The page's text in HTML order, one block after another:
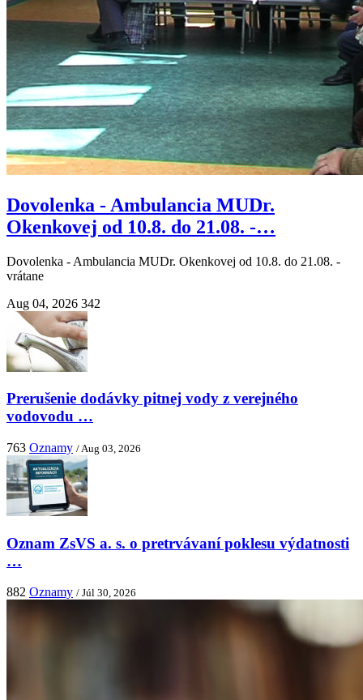
Dovolenka - Ambulancia MUDr.
Okenkovej od 10.8. do 21.08. -…
Dovolenka - Ambulancia MUDr. Okenkovej od 10.8. do 21.08. -
vrátane
Aug 04, 2026 342
Prerušenie dodávky pitnej vody z verejného
vodovodu …
763 Oznamy / Aug 03, 2026
Oznam ZsVS a. s. o pretrvávaní poklesu výdatnosti
…
882 Oznamy / Júl 30, 2026